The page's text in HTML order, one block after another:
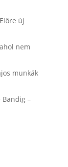
új
nem
munkák
–